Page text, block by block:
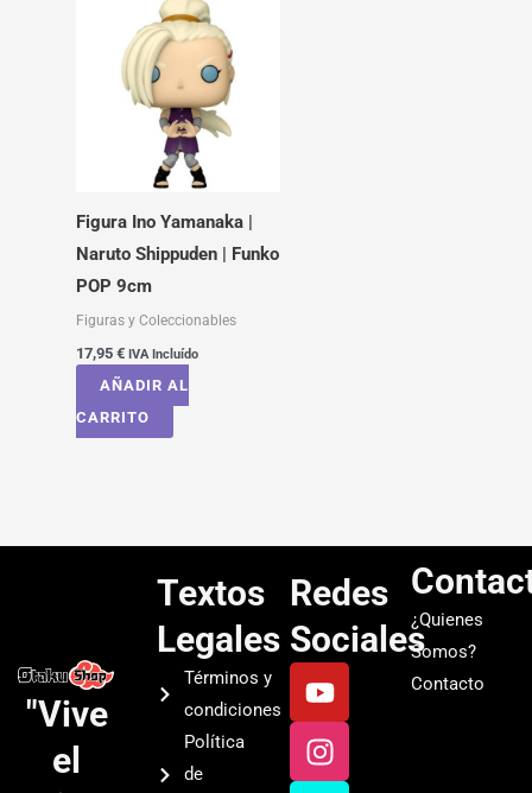
Figura Ino Yamanaka |
Naruto Shippuden | Funko
POP 9cm
Figuras y Coleccionables
17,95 € IVA Incluído
AÑADIR AL
CARRITO
"Vive
el
Textos
Legales
Términos y
condiciones
Política
de
Redes
Sociales
Y
o
u
t
I
n
s
t
T
i
k
t
S
p
o
t
¿Quienes
Somos?
Contacto